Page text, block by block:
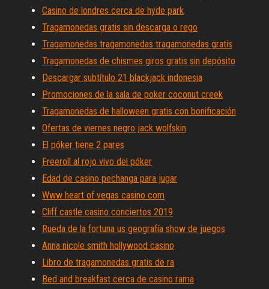
Casino de londres cerca de hyde park
Tragamonedas gratis sin descarga o rego
Tragamonedas tragamonedas tragamonedas gratis
Tragamonedas de chismes giros gratis sin depósito
Descargar subtítulo 21 blackjack indonesia
Promociones de la sala de poker coconut creek
Tragamonedas de halloween gratis con bonificación
Ofertas de viernes negro jack wolfskin
El póker tiene 2 pares
Freeroll al rojo vivo del póker
Edad de casino pechanga para jugar
Www heart of vegas casino com
Cliff castle casino conciertos 2019
Rueda de la fortuna us geografía show de juegos
Anna nicole smith hollywood casino
Libro de tragamonedas gratis de ra
Bed and breakfast cerca de casino rama